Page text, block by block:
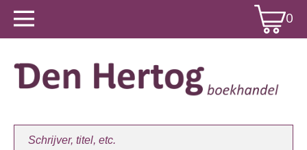
0